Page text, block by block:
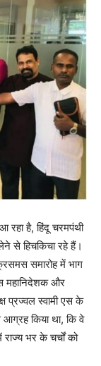
रहा है, हिंदू चरमपंथी
से हिचकिचा रहे हैं।
समारोह में भाग
महानिदेशक और
प्रज्वल स्वामी एस के
किया था, कि वे
भर के चर्चों को